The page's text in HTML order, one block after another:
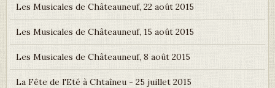
Les Musicales de Châteauneuf, 22 août 2015
Les Musicales de Châteauneuf, 15 août 2015
Les Musicales de Châteauneuf, 8 août 2015
La Fête de l'Eté à Chtaîneu - 25 juillet 2015